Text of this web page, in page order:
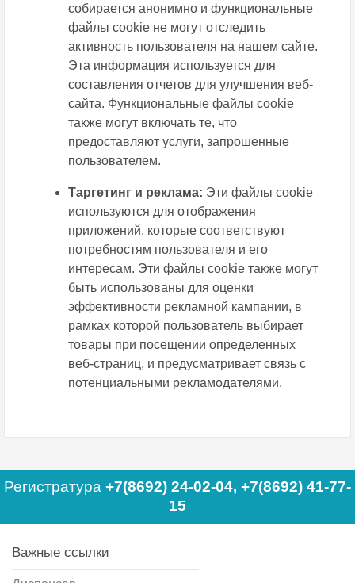
собирается анонимно и функциональные
файлы сookie не могут отследить
активность пользователя на нашем сайте.
Эта информация используется для
составления отчетов для улучшения веб-
сайта. Функциональные файлы сookie
также могут включать те, что
предоставляют услуги, запрошенные
пользователем.
Таргетинг и реклама: Эти файлы сookie
используются для отображения
приложений, которые соответствуют
потребностям пользователя и его
интересам. Эти файлы сookie также могут
быть использованы для оценки
эффективности рекламной кампании, в
рамках которой пользователь выбирает
товары при посещении определенных
веб-страниц, и предусматривает связь с
потенциальными рекламодателями.
Регистратура +7(8692) 24-02-04, +7(8692) 41-77-
15
Важные ссылки